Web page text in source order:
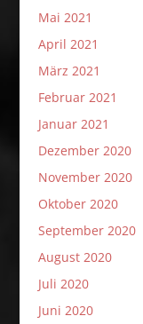
Mai 2021
April 2021
März 2021
Februar 2021
Januar 2021
Dezember 2020
November 2020
Oktober 2020
September 2020
August 2020
Juli 2020
Juni 2020